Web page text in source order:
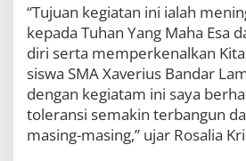
“Tujuan kegiatan ini ialah
kepada Tuhan Yang Maha Esa
diri serta memperkenalkan
siswa SMA Xaverius Bandar
dengan kegiatam ini saya
toleransi semakin terbangun
masing-masing,” ujar Rosalia